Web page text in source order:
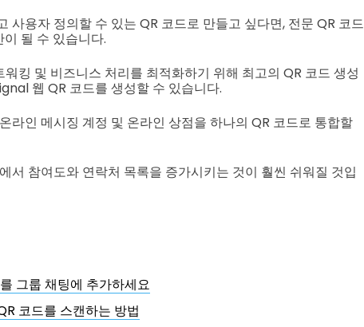
사용자 정의할 수 있는 QR 코드로 만들고 싶다면, 전문 QR 코드
될 수 있습니다.
킹 및 비즈니스 처리를 최적화하기 위해 최고의 QR 코드 생성
웹 QR 코드를 생성할 수 있습니다.
라인 메시징 계정 및 온라인 상점을 하나의 QR 코드로 통합할
서 참여도와 연락처 목록을 증가시키는 것이 훨씬 쉬워질 것입
그룹 채팅에 추가하세요
코드를 스캔하는 방법